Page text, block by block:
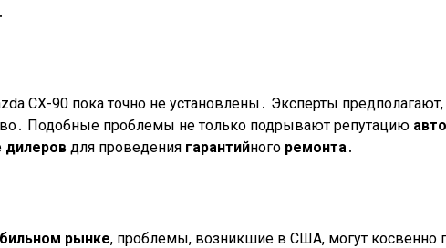
․
CX-90 пока точно не установлены․ Эксперты
Подобные проблемы не только подрывают репутацию
дилеров для проведения гарантийного ремонта ․
рынке, проблемы, возникшие в США, могут косвенно